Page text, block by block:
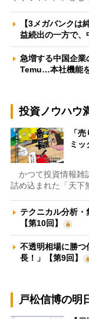
【3メガバンクは
益続出の一方で
急増する中国企
Temu…本社機能
投資ノウハウ
「
ミッ
かつて投資情報雑
詰め込まれた「天
テクニカル分析
【第10回】
不透明相場に勝
長！」【第9回】
戸松信博の明